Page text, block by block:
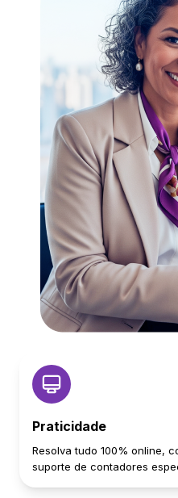
Praticidade
Resolva tudo 100% online,
suporte de contadores